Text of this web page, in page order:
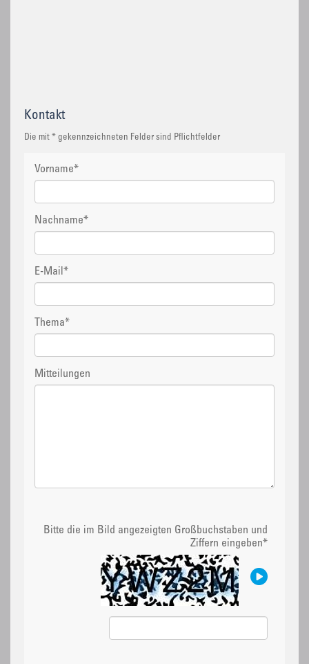
Kontakt
Die mit * gekennzeichneten Felder sind Pflichtfelder
Vorname*
Nachname*
E-Mail *
Thema*
Mitteilungen
Bitte die im Bild angezeigten Großbuchstaben und
Ziffern eingeben*